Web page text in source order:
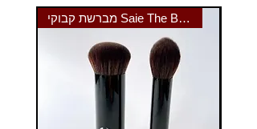
מברשת קבוקי Saie The Big Brush